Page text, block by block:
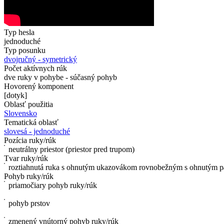
Typ hesla
jednoduché
Typ posunku
dvojručný - symetrický
Počet aktívnych rúk
dve ruky v pohybe - súčasný pohyb
Hovorený komponent
[dotyk]
Oblasť použitia
Slovensko
Tematická oblasť
slovesá - jednoduché
Pozícia ruky/rúk
neutrálny priestor (priestor pred trupom)
Tvar ruky/rúk
roztiahnutá ruka s ohnutým ukazovákom rovnobežným s ohnutým
Pohyb ruky/rúk
priamočiary pohyb ruky/rúk
pohyb prstov
zmenený vnútorný pohyb ruky/rúk